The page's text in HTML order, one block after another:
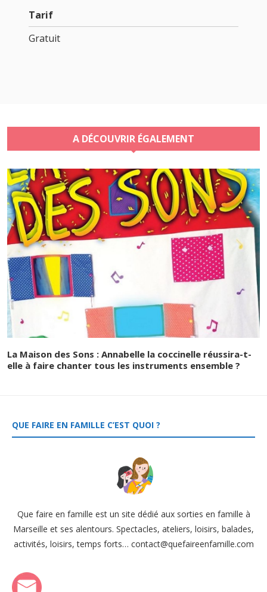
Tarif
Gratuit
A DÉCOUVRIR ÉGALEMENT
La Maison des Sons : Annabelle la coccinelle réussira-t-
elle à faire chanter tous les instruments ensemble ?
QUE FAIRE EN FAMILLE C’EST QUOI ?
Que faire en famille est un site dédié aux sorties en famille à
Marseille et ses alentours. Spectacles, ateliers, loisirs, balades,
activités, loisirs, temps forts… contact@quefaireenfamille.com